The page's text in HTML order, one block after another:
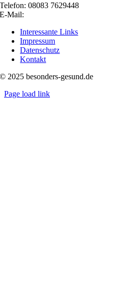
Telefon: 08083 7629448
E-Mail:
Interessante Links
Impressum
Datenschutz
Kontakt
© 2025 besonders-gesund.de
Page load link